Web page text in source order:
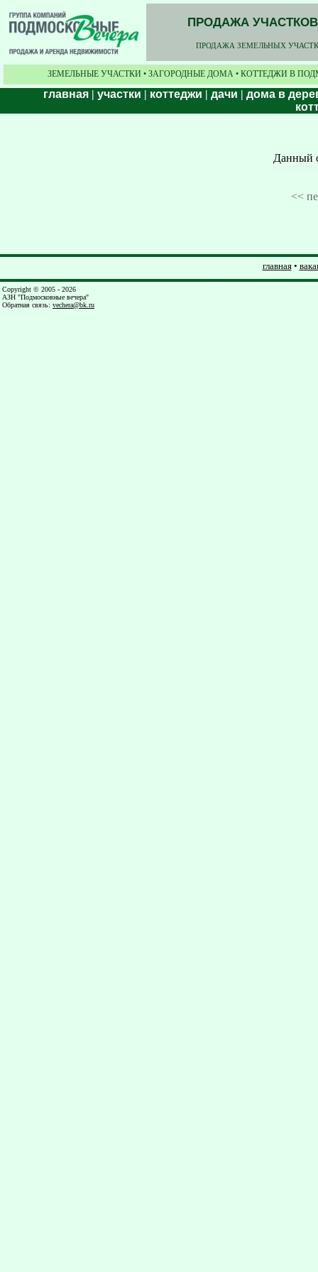
ПРОДАЖА
ПРОДАЖА ЗЕМЕЛЬНЫХ
ЗЕМЕЛЬНЫЕ УЧАСТКИ • ЗАГОРОДНЫЕ ДОМА • КОТТЕДЖИ В
главная | участки | коттеджи | дачи | дома в
Данный
<<
главная•
Copyright © 2005 - 2026
АЗН "Подмосковные вечера"
Обратная связь: vechera@bk.ru